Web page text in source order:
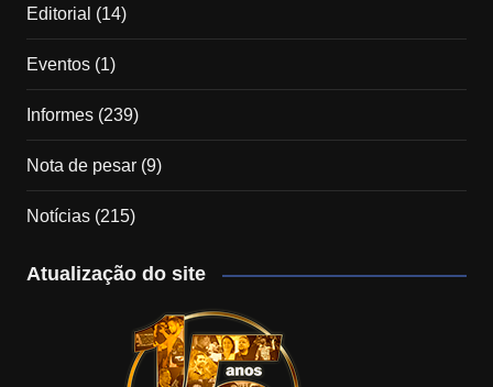
Editorial (14)
Eventos(1)
Informes(239)
Nota de pesar(9)
Notícias(215)
Atualização do site